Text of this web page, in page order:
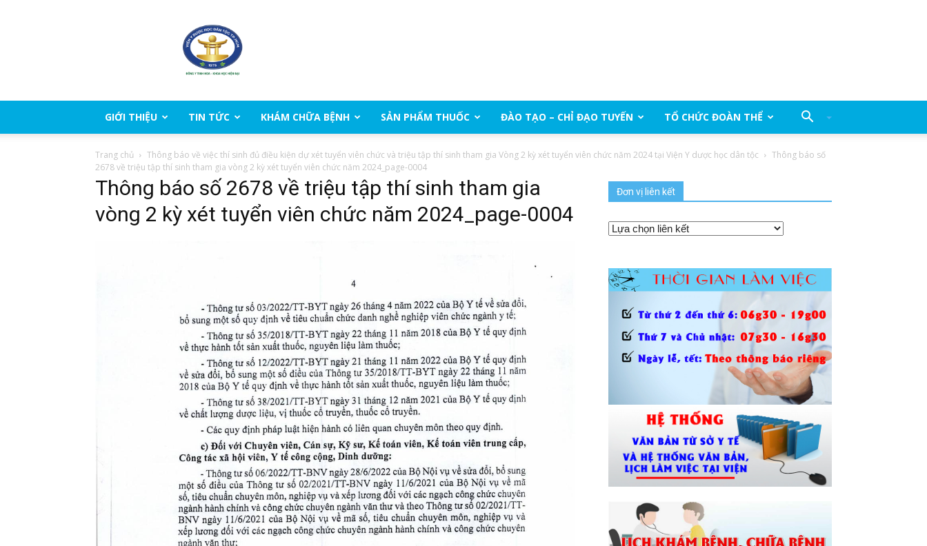
tộc
Thành
Chí
Minh
GIỚI THIỆU TIN TỨC KHÁM CHỮA BỆNH SẢN PHẨM THUỐC ĐÀO TẠO – CHỈ ĐẠO TUYẾN TỔ CHỨC ĐOÀN THỂ
Trang chủ Thông báo về việc thí sinh đủ điều kiện dự xét tuyển viên chức và triệu tập thí sinh tham gia Vòng 2 kỳ xét tuyển viên chức năm 2024 tại Viện Y dược học dân tộc
Thông báo số
2678 về triệu tập thí sinh tham gia vòng 2 kỳ xét tuyển viên chức năm 2024_page-0004
Thông báo số 2678 về triệu tập thí sinh tham gia
vòng 2 kỳ xét tuyển viên chức năm 2024_page-0004
Đơn vị liên kết